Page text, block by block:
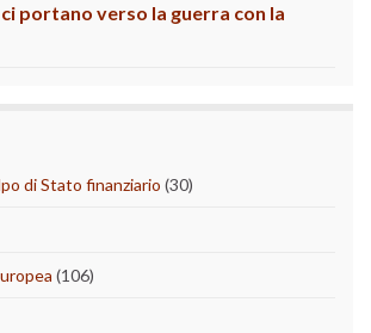
portano verso la guerra con la
di Stato finanziario (30)
(106)